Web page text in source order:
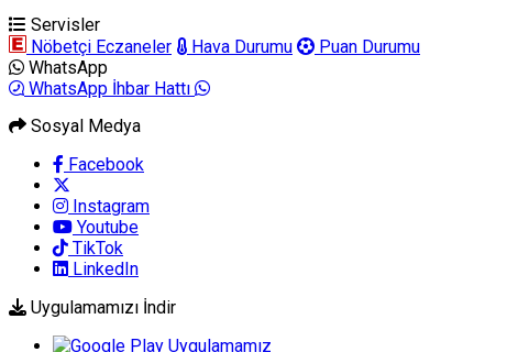
Servisler
Nöbetçi Eczaneler
Hava Durumu
Puan Durumu
WhatsApp
WhatsApp İhbar Hattı
Sosyal Medya
Facebook
Instagram
Youtube
TikTok
LinkedIn
Uygulamamızı İndir